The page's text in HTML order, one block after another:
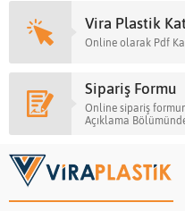
Vira Plastik
Online olarak Pdf
Sipariş Formu
Online sipariş
Açıklama